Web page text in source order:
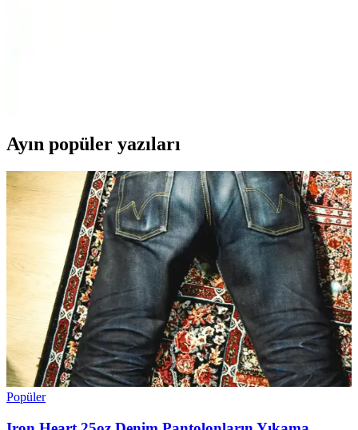
Ayın popüler yazıları
Popüler